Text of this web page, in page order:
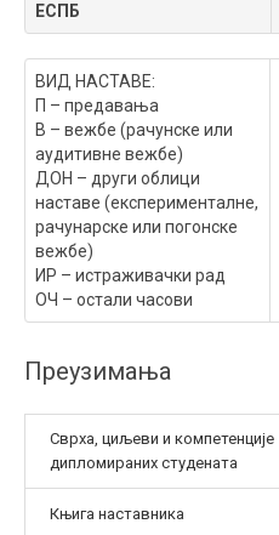
ЕСПБ
ВИД НАСТАВЕ:
П – предавања
В – вежбе (рачунске или
аудитивне вежбе)
ДОН – други облици
наставе (експерименталне,
рачунарске или погонске
вежбе)
ИР – истраживачки рад
ОЧ – остали часови
Преузимања
Сврха, циљеви и компетенције
дипломираних студената
Књига наставника